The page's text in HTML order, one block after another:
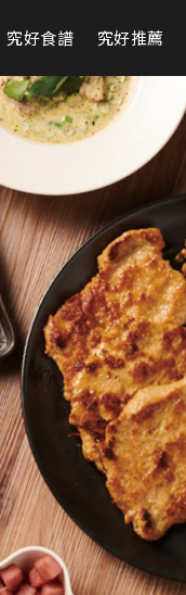
究好食譜 究好推薦